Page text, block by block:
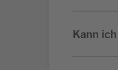
Kann